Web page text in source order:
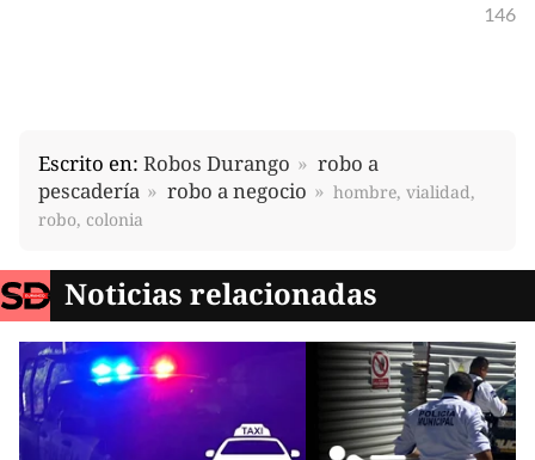
146
Escrito en: Robos Durango
robo a
pescadería
robo a negocio
hombre, vialidad,
robo, colonia
Noticias relacionadas